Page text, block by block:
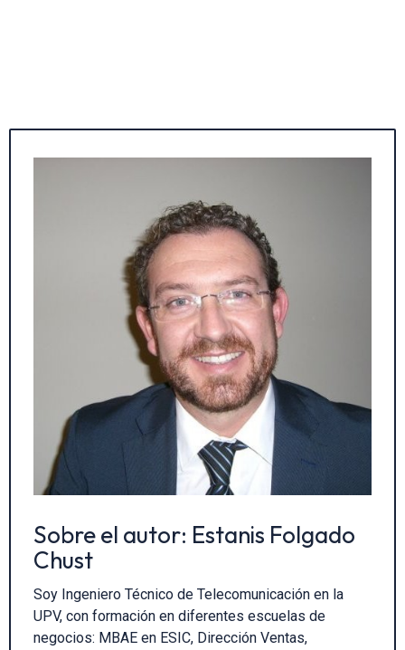
Sobre el autor: Estanis Folgado
Chust
Soy Ingeniero Técnico de Telecomunicación en la
UPV, con formación en diferentes escuelas de
negocios: MBAE en ESIC, Dirección Ventas,